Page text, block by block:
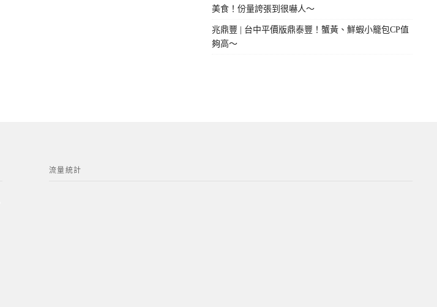
美食！份量誇張到很嚇人～
兆鼎豐 | 台中平價版鼎泰豐！蟹黃、鮮蝦小籠包CP值
夠高～
流量統計